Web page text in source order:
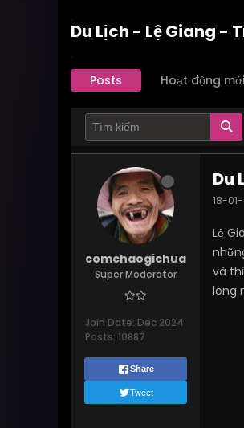
Du Lịch - Lệ Giang -
Posts Hoạt động
comchaogichua
Super Moderator
Join Date: Dec 2024
Posts: 10887
Share
Tweet
Du
18-
Lệ
và
lòng